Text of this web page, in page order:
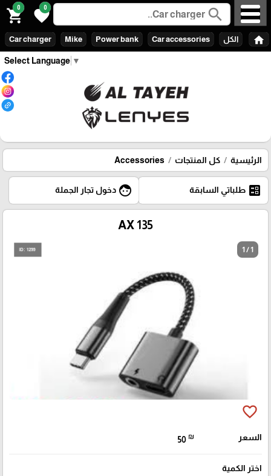
Select Language ▼
search
0
favorite
0
shopping_cart
home الكل Car charger Mike Power bank Car accessories
الرئيسية كل المنتجات Accessories
ballot طلباتي السابقة face دخول تجار الجملة
AX 135
1 / 1
favorite_border
السعر 50 ₪
اختر الكمية